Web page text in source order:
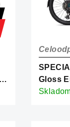
Gloss